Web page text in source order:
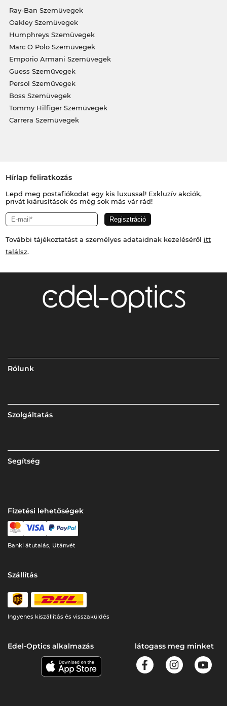
Ray-Ban Szemüvegek
Oakley Szemüvegek
Humphreys Szemüvegek
Marc O Polo Szemüvegek
Emporio Armani Szemüvegek
Guess Szemüvegek
Persol Szemüvegek
Boss Szemüvegek
Tommy Hilfiger Szemüvegek
Carrera Szemüvegek
Hírlap feliratkozás
Lepd meg postafiókodat egy kis luxussal! Exkluzív akciók,
privát kiárusítások és még sok más vár rád!
További tájékoztatást a személyes adataidnak kezeléséről itt
találsz.
Rólunk
Szolgáltatás
Segítség
Fizetési lehetőségek
Banki átutalás, Utánvét
Szállítás
Ingyenes kiszállítás és visszaküldés
Edel-Optics alkalmazás látogass meg minket